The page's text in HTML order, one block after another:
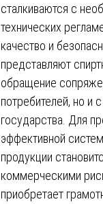
сталкиваются с
технических
качество и
представляют
обращение
потребителей, но
государства. Для
эффективной
продукции
коммерческими
приобретает